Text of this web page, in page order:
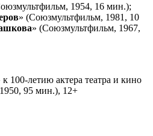
1954, 16 мин.);
» (Союзмультфильм, 1981, 10
» (Союзмультфильм, 1967,
к 100-летию актера театра и кино
95 мин.), 12+